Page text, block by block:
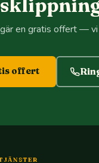
en gratis offert — vi
offert